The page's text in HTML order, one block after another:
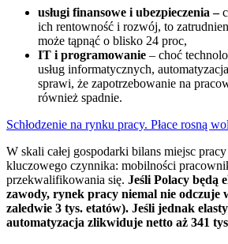
usługi finansowe i ubezpieczenia –
ich rentowność i rozwój, to
może tąpnąć o blisko 24 proc,
IT i programowanie – choć
usług informatycznych,
sprawi, że zapotrzebowanie na
również spadnie.
Schłodzenie na rynku pracy. Płace rosną
W skali całej gospodarki bilans miejsc
kluczowego czynnika: mobilności
przekwalifikowania się. Jeśli Polacy będą
zawody, rynek pracy niemal nie odczuje
zaledwie 3 tys. etatów). Jeśli jednak
automatyzacja zlikwiduje netto aż 341